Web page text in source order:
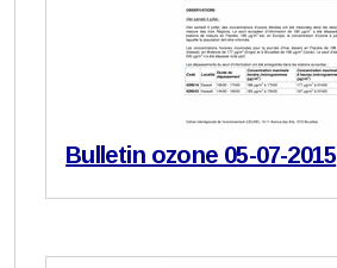
Bulletin ozone 05-07-2015